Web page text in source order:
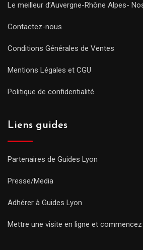
Le meilleur d’Auvergne-Rhône Alpes-
Contactez-nous
Conditions Générales de Ventes
Mentions Légales et CGU
Politique de confidentialité
Liens guides
Partenaires de Guides Lyon
Presse/Media
Adhérer à Guides Lyon
Mettre une visite en ligne et